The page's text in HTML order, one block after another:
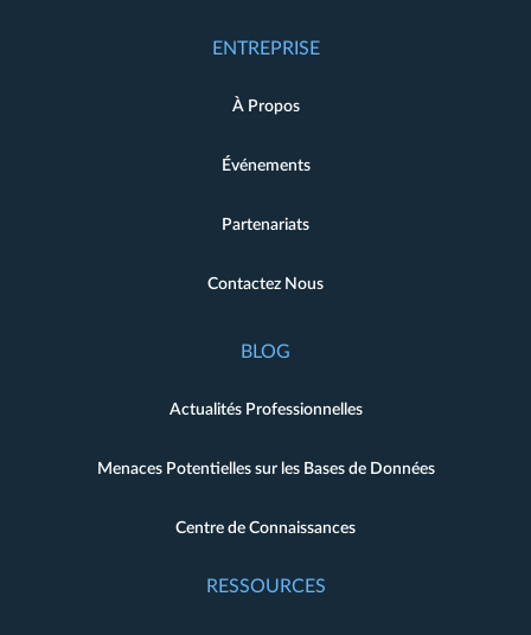
ENTREPRISE
À Propos
Événements
Partenariats
Contactez Nous
BLOG
Actualités Professionnelles
Menaces Potentielles sur les Bases de Données
Centre de Connaissances
RESSOURCES